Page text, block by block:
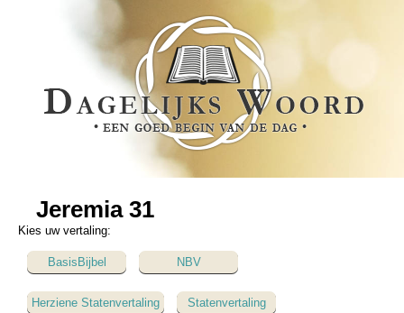
Jeremia 31
Kies uw vertaling:
BasisBijbel NBV
Herziene Statenvertaling Statenvertaling